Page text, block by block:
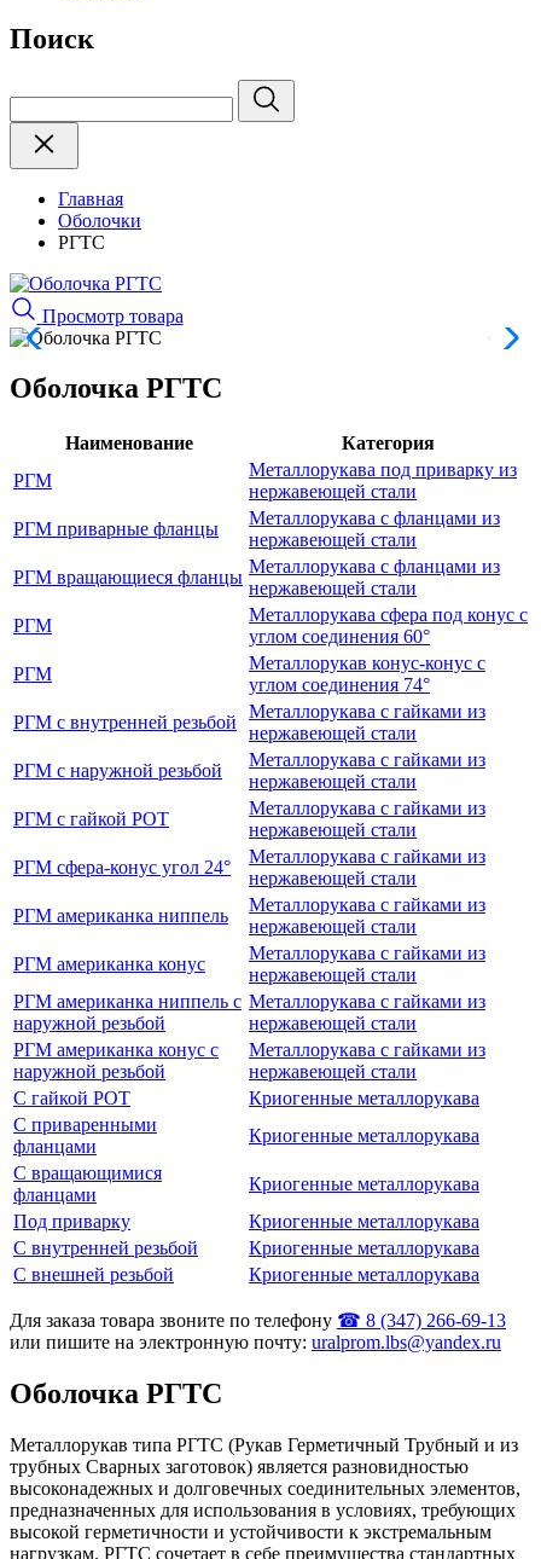
Поиск
Главная
Оболочки
РГТС
Просмотр товара
Оболочка РГТС
Наименование
Категория
РГМ
Металлорукава под приварку из
нержавеющей стали
РГМ приварные фланцы
Металлорукава с фланцами из
нержавеющей стали
РГМ вращающиеся фланцы
Металлорукава с фланцами из
нержавеющей стали
РГМ
Металлорукава сфера под конус с
углом соединения 60°
РГМ
Металлорукав конус-конус с
углом соединения 74°
РГМ с внутренней резьбой
Металлорукава с гайками из
нержавеющей стали
РГМ с наружной резьбой
Металлорукава с гайками из
нержавеющей стали
РГМ с гайкой РОТ
Металлорукава с гайками из
нержавеющей стали
РГМ сфера-конус угол 24°
Металлорукава с гайками из
нержавеющей стали
РГМ американка ниппель
Металлорукава с гайками из
нержавеющей стали
РГМ американка конус
Металлорукава с гайками из
нержавеющей стали
РГМ американка ниппель с
наружной резьбой
Металлорукава с гайками из
нержавеющей стали
РГМ американка конус с
наружной резьбой
Металлорукава с гайками из
нержавеющей стали
С гайкой РОТ
Криогенные металлорукава
С приваренными
фланцами
Криогенные металлорукава
С вращающимися
фланцами
Криогенные металлорукава
Под приварку
Криогенные металлорукава
С внутренней резьбой
Криогенные металлорукава
С внешней резьбой
Криогенные металлорукава
Для заказа товара звоните по телефону ☎ 8 (347) 266‑69‑13
или пишите на электронную почту: uralprom.lbs@yandex.ru
Оболочка РГТС
Металлорукав типа РГТС (Рукав Герметичный Трубный и из
трубных Сварных заготовок) является разновидностью
высоконадежных и долговечных соединительных элементов,
предназначенных для использования в условиях, требующих
высокой герметичности и устойчивости к экстремальным
нагрузкам. РГТС сочетает в себе преимущества стандартных